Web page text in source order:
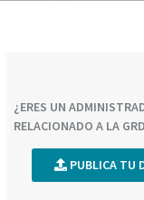
¿ERES UN
RELACIONADO A LA
PUBLICA TU